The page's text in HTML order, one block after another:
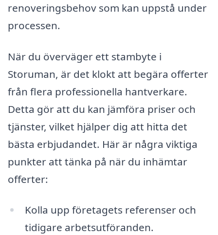
renoveringsbehov som kan uppstå under
processen.
När du överväger ett stambyte i
Storuman, är det klokt att begära offerter
från flera professionella hantverkare.
Detta gör att du kan jämföra priser och
tjänster, vilket hjälper dig att hitta det
bästa erbjudandet. Här är några viktiga
punkter att tänka på när du inhämtar
offerter:
Kolla upp företagets referenser och
tidigare arbetsutföranden.